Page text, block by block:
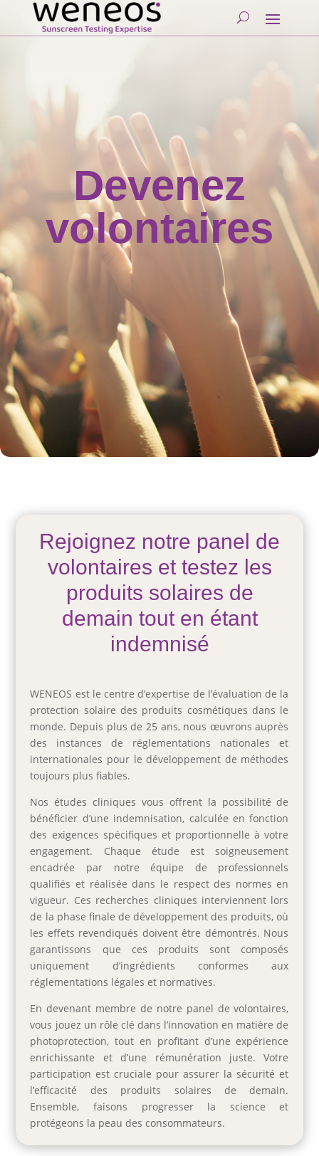
Devenez
volontaires
Rejoignez notre panel de
volontaires et testez les
produits solaires de
demain tout en étant
indemnisé
WENEOS est le centre d’expertise de l’évaluation de la
protection solaire des produits cosmétiques dans le
monde. Depuis plus de 25 ans, nous œuvrons auprès
des instances de réglementations nationales et
internationales pour le développement de méthodes
toujours plus fiables.
Nos études cliniques vous offrent la possibilité de
bénéficier d’une indemnisation, calculée en fonction
des exigences spécifiques et proportionnelle à votre
engagement. Chaque étude est soigneusement
encadrée par notre équipe de professionnels
qualifiés et réalisée dans le respect des normes en
vigueur. Ces recherches cliniques interviennent lors
de la phase finale de développement des produits, où
les effets revendiqués doivent être démontrés. Nous
garantissons que ces produits sont composés
uniquement d’ingrédients conformes aux
réglementations légales et normatives.
En devenant membre de notre panel de volontaires,
vous jouez un rôle clé dans l’innovation en matière de
photoprotection, tout en profitant d’une expérience
enrichissante et d’une rémunération juste. Votre
participation est cruciale pour assurer la sécurité et
l’efficacité des produits solaires de demain.
Ensemble, faisons progresser la science et
protégeons la peau des consommateurs.